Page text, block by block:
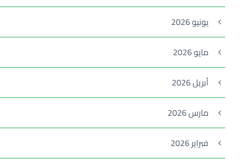
يونيو 2026
مايو 2026
أبريل 2026
مارس 2026
فبراير 2026